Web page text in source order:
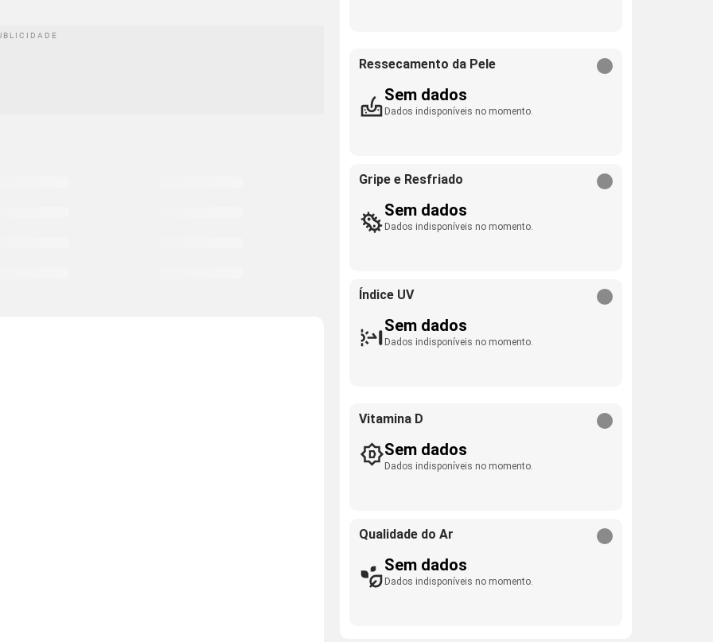
Ressecamento da Pele
Sem dados
Dados indisponíveis no momento.
Gripe e Resfriado
Sem dados
Dados indisponíveis no momento.
Índice UV
Sem dados
Dados indisponíveis no momento.
Vitamina D
Sem dados
Dados indisponíveis no momento.
Qualidade do Ar
Sem dados
Dados indisponíveis no momento.